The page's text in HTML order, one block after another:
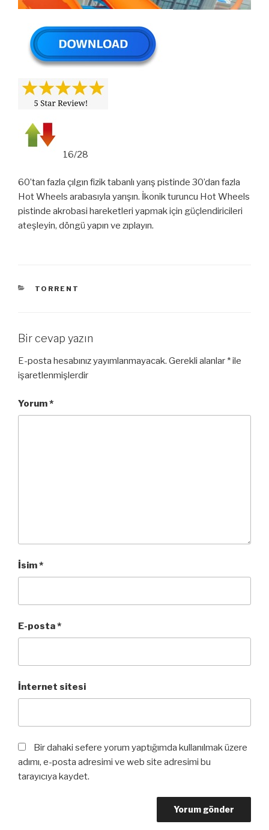
16/28
60’tan fazla çılgın fizik tabanlı yarış pistinde 30’dan fazla
Hot Wheels arabasıyla yarışın. İkonik turuncu Hot Wheels
pistinde akrobasi hareketleri yapmak için güçlendiricileri
ateşleyin, döngü yapın ve zıplayın.
KATEGORILER
TORRENT
Bir cevap yazın
E-posta hesabınız yayımlanmayacak. Gerekli alanlar *ile
işaretlenmişlerdir
Yorum*
İsim*
E-posta*
İnternet sitesi
Bir dahaki sefere yorum yaptığımda kullanılmak üzere
adımı, e-posta adresimi ve web site adresimi bu
tarayıcıya kaydet.